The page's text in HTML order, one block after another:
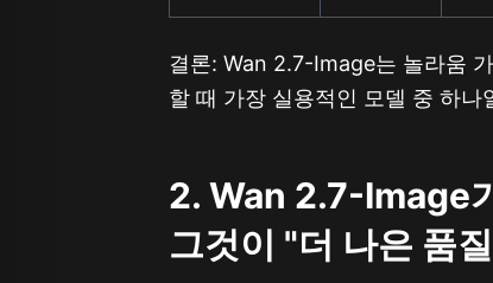
결론: Wan 2.7-Image는 놀라움
할 때 가장 실용적인 모델 중 하나
2. Wan 2.7-Image
그것이 "더 나은 품